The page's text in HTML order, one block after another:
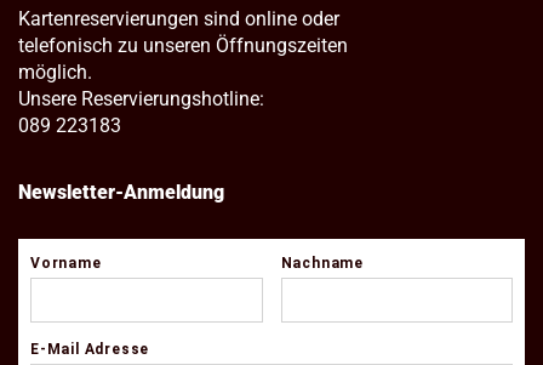
Kartenreservierungen sind online oder
telefonisch zu unseren Öffnungszeiten
möglich.
Unsere Reservierungshotline:
089 223183
Newsletter-Anmeldung